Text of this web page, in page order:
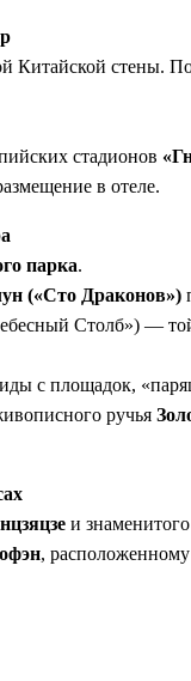
Китайской стены.
стадионов
в отеле.
парка.
(«Сто Драконов»)
Столб») —
с площадок,
ручья
и знаменитого
,